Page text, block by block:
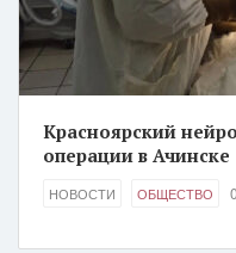
Красноярский
операции в Ачинске
НОВОСТИ ОБЩЕСТВО